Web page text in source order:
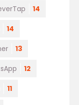
14
14
13
12
11